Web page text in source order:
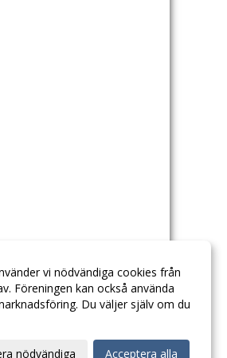
vi nödvändiga cookies från
Föreningen kan också använda
Du väljer själv om du
nödvändiga Acceptera alla